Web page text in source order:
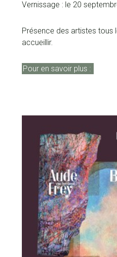
Vernissage : le 20
Présence des artistes tous
accueillir.
Pour en savoir plus :